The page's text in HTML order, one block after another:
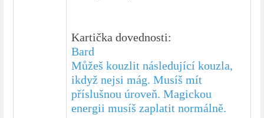
Kartička dovednosti:
Bard
Můžeš kouzlit následující kouzla,
ikdyž nejsi mág. Musíš mít
příslušnou úroveň. Magickou
energii musíš zaplatit normálně.